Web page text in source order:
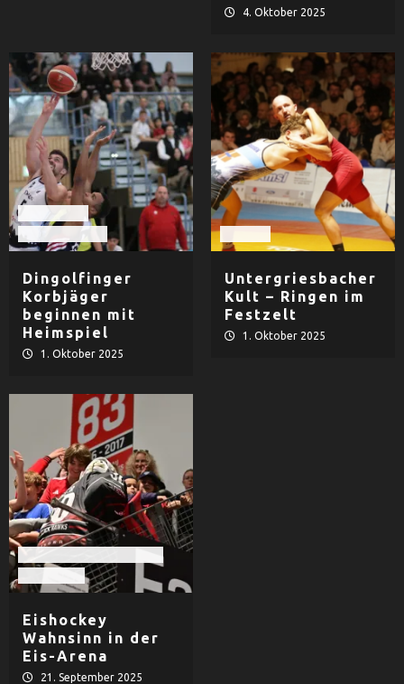
4. Oktober 2025
Dingolfinger
Korbjäger
beginnen mit
Heimspiel
1. Oktober 2025
Untergriesbacher
Kult – Ringen im
Festzelt
1. Oktober 2025
Eishockey
Wahnsinn in der
Eis-Arena
21. September 2025